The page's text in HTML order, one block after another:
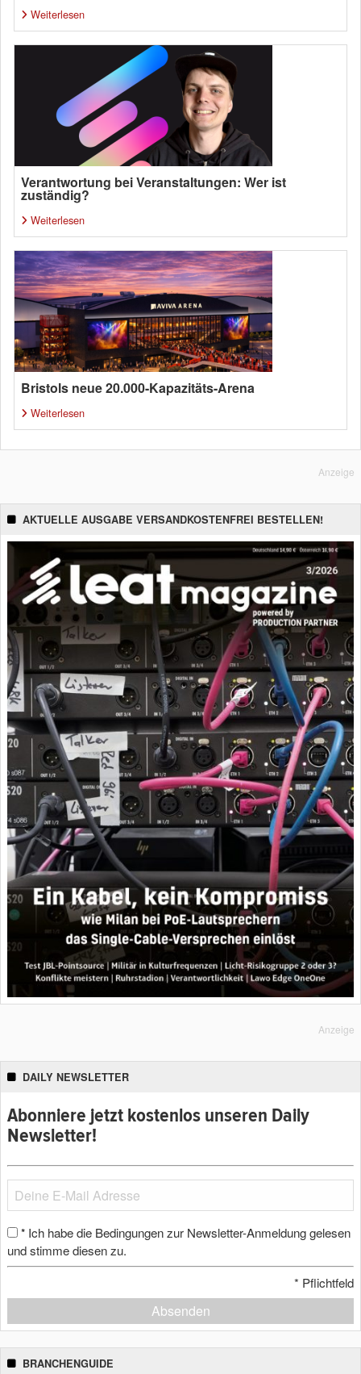
Weiterlesen
Verantwortung bei Veranstaltungen: Wer ist
zuständig?
Weiterlesen
Bristols neue 20.000-Kapazitäts-Arena
Weiterlesen
Anzeige
AKTUELLE AUSGABE VERSANDKOSTENFREI BESTELLEN!
Anzeige
DAILY NEWSLETTER
Abonniere jetzt kostenlos unseren Daily
Newsletter!
* Ich habe die Bedingungen zur Newsletter-Anmeldung gelesen
und stimme diesen zu.
* Pflichtfeld
Absenden
BRANCHENGUIDE